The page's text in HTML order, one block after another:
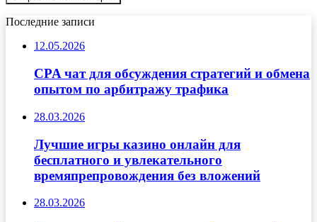
Последние записи
12.05.2026
CPA чат для обсуждения стратегий и обмена
опытом по арбитражу трафика
28.03.2026
Лучшие игры казино онлайн для
бесплатного и увлекательного
времяпрепровождения без вложений
28.03.2026